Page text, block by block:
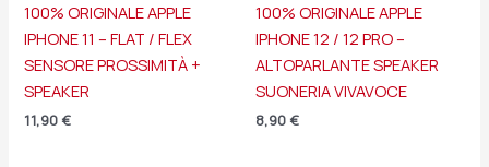
100% ORIGINALE APPLE
IPHONE 11 – FLAT / FLEX
SENSORE PROSSIMITÀ +
SPEAKER
11,90 €
100% ORIGINALE APPLE
IPHONE 12 / 12 PRO –
ALTOPARLANTE SPEAKER
SUONERIA VIVAVOCE
8,90 €